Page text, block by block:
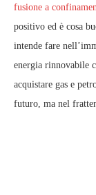
fusione a
positivo ed è cosa
intende fare
energia rinnovabile
acquistare gas e
futuro, ma nel